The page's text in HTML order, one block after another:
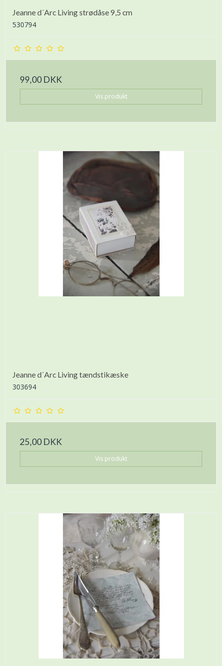
Jeanne d´Arc Living strødåse 9,5 cm
530794
99,00 DKK
Vis produkt
Jeanne d´Arc Living tændstikæske
303694
25,00 DKK
Vis produkt